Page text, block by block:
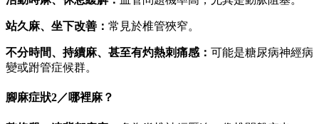
站久麻、坐下改善： 常見於椎管狹窄。
不分時間、持續麻、甚至有灼熱刺痛感： 可能是糖尿病神經病
變或跗管症候群。
腳麻症狀2／哪裡麻？